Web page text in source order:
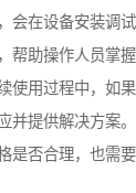
会在设备安装调
帮助操作人员掌
使用过程中，如
并提供解决方案
是否合理，也需